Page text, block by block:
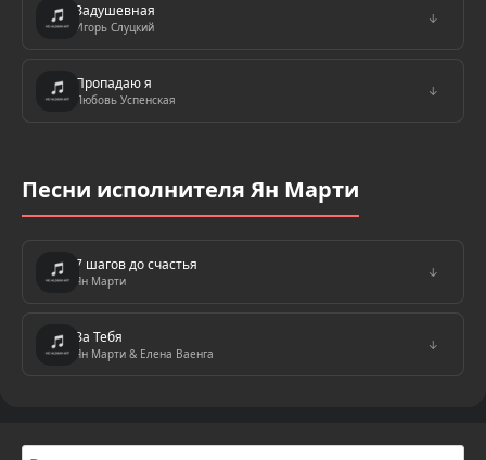
Задушевная
Игорь Слуцкий
↓
Пропадаю я
Любовь Успенская
↓
Песни исполнителя Ян Марти
7 шагов до счастья
Ян Марти
↓
За Тебя
Ян Марти & Елена Ваенга
↓